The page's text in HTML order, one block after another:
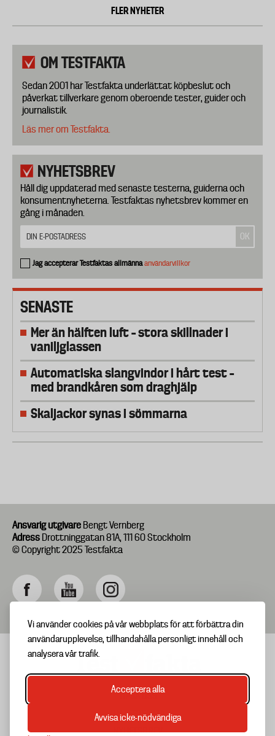
Vi använder cookies på vår webbplats för att förbättra din
användarupplevelse, tillhandahålla personligt innehåll och
analysera vår trafik.
Acceptera alla
Avvisa icke-nödvändiga
FLER NYHETER
OM TESTFAKTA
Sedan 2001 har Testfakta underlättat köpbeslut och
påverkat tillverkare genom oberoende tester, guider och
journalistik.
Läs mer om Testfakta.
NYHETSBREV
Håll dig uppdaterad med senaste testerna, guiderna och
konsumentnyheterna. Testfaktas nyhetsbrev kommer en
gång i månaden.
Jag accepterar Testfaktas allmännaanvändarvillkor
SENASTE
Mer än hälften luft – stora skillnader i
vaniljglassen
Automatiska slangvindor i hårt test –
med brandkåren som draghjälp
Skaljackor synas i sömmarna
Ansvarig utgivare Bengt Vernberg
Adress Drottninggatan 81A, 111 60 Stockholm
© Copyright 2025 Testfakta
Footer
menu
TIPSA OSS
OM TESTFAKTA
NYHETSBREV